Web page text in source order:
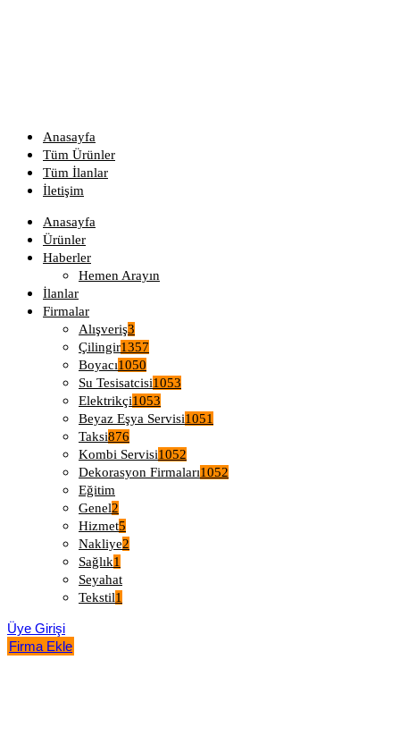
Anasayfa
Tüm Ürünler
Tüm İlanlar
İletişim
Anasayfa
Ürünler
Haberler
Hemen Arayın
İlanlar
Firmalar
Alışveriş3
Çilingir1357
Boyacı1050
Su Tesisatcisi1053
Elektrikçi1053
Beyaz Eşya Servisi1051
Taksi876
Kombi Servisi1052
Dekorasyon Firmaları1052
Eğitim
Genel2
Hizmet5
Nakliye2
Sağlık1
Seyahat
Tekstil1
Üye Girişi
Firma Ekle